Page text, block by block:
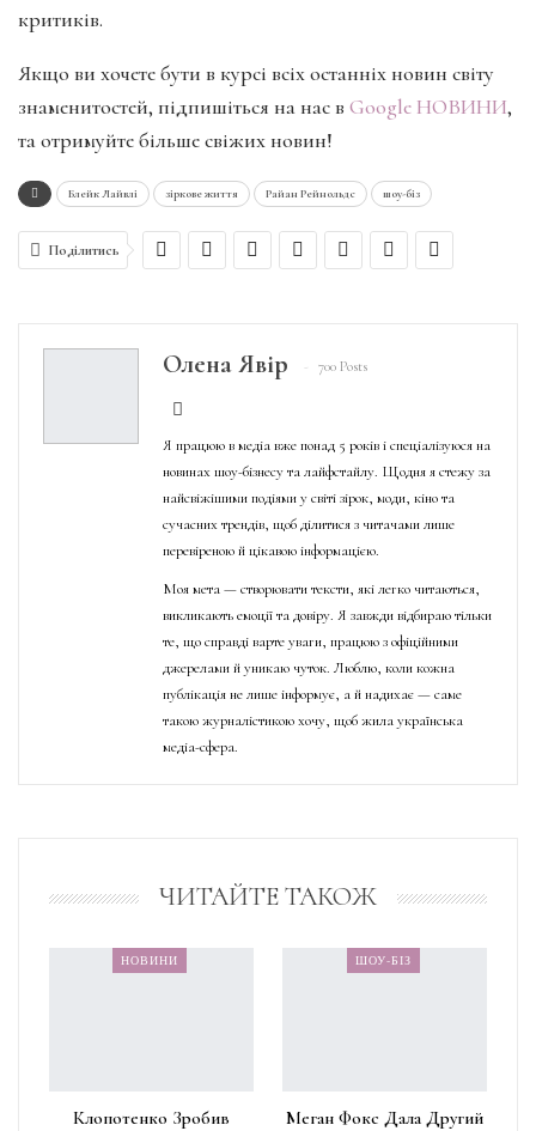
критиків.
Якщо ви хочете бути в курсі всіх останніх новин світу
знаменитостей, підпишіться на нас в Google НОВИНИ,
та отримуйте більше свіжих новин!
Блейк Лайвлі зіркове життя Райан Рейнольдс шоу-біз
Поділитись
Олена Явір 700 Posts
Я працюю в медіа вже понад 5 років і спеціалізуюся на
новинах шоу-бізнесу та лайфстайлу. Щодня я стежу за
найсвіжішими подіями у світі зірок, моди, кіно та
сучасних трендів, щоб ділитися з читачами лише
перевіреною й цікавою інформацією.
Моя мета — створювати тексти, які легко читаються,
викликають емоції та довіру. Я завжди відбираю тільки
те, що справді варте уваги, працюю з офіційними
джерелами й уникаю чуток. Люблю, коли кожна
публікація не лише інформує, а й надихає — саме
такою журналістикою хочу, щоб жила українська
медіа-сфера.
ЧИТАЙТЕ ТАКОЖ
НОВИНИ
Клопотенко Зробив
ШОУ-БІЗ
Меган Фокс Дала Другий